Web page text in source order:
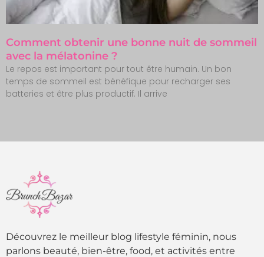
Comment obtenir une bonne nuit de sommeil
avec la mélatonine ?
Le repos est important pour tout être humain. Un bon
temps de sommeil est bénéfique pour recharger ses
batteries et être plus productif. Il arrive
Découvrez le meilleur blog lifestyle féminin, nous
parlons beauté, bien-être, food, et activités entre